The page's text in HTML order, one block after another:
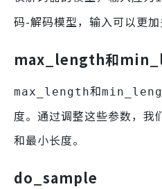
码-解码模型，输入可以更加
max_length和
max_length和
度。通过调整这些参数，我
和最小长度。
do_sample